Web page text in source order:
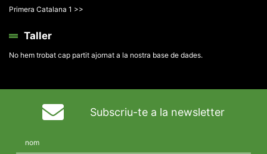
Primera Catalana 1 >>
Taller
No hem trobat cap partit ajornat a la nostra base de dades.
Subscriu-te a la newsletter